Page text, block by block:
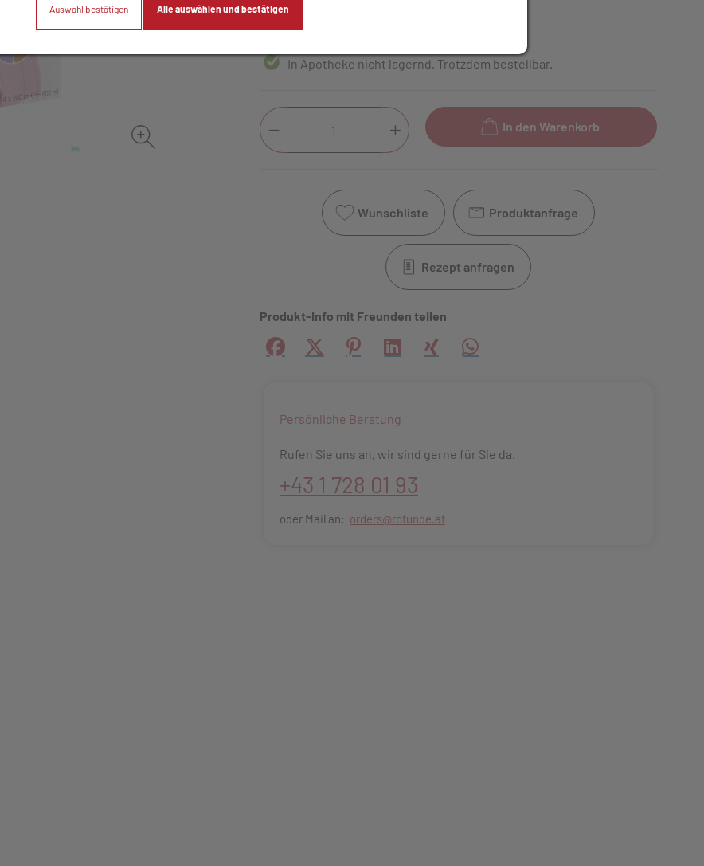
In Apotheke nicht lagernd. Trotzdem bestellbar.
In den Warenkorb
Wunschliste Produktanfrage
Rezept anfragen
Produkt-Info mit Freunden teilen
Facebook
X PinterestLinkedInXing WhatsApp
Persönliche Beratung
Rufen Sie uns an, wir sind gerne für Sie da.
+43 1 728 01 93
oder Mail an: orders@rotunde.at
Auswahl bestätigen Alle auswählen und bestätigen